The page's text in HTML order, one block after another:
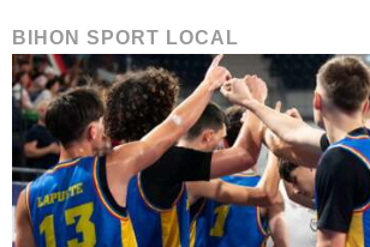
BIHON SPORT LOCAL